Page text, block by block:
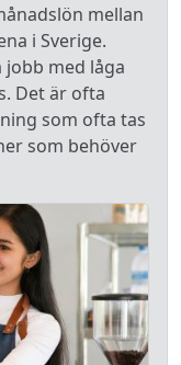
mellan
i Sverige.
med låga
Det är ofta
som ofta tas
som behöver